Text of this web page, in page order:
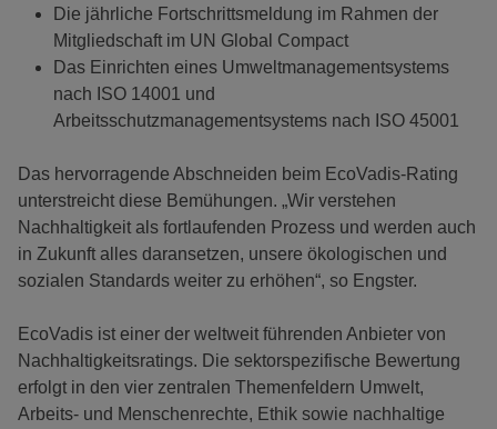
Die jährliche Fortschrittsmeldung im Rahmen der
Mitgliedschaft im UN Global Compact
Das Einrichten eines Umweltmanagementsystems
nach ISO 14001 und
Arbeitsschutzmanagementsystems nach ISO 45001
Das hervorragende Abschneiden beim EcoVadis-Rating
unterstreicht diese Bemühungen. „Wir verstehen
Nachhaltigkeit als fortlaufenden Prozess und werden auch
in Zukunft alles daransetzen, unsere ökologischen und
sozialen Standards weiter zu erhöhen“, so Engster.
EcoVadis ist einer der weltweit führenden Anbieter von
Nachhaltigkeitsratings. Die sektorspezifische Bewertung
erfolgt in den vier zentralen Themenfeldern Umwelt,
Arbeits- und Menschenrechte, Ethik sowie nachhaltige